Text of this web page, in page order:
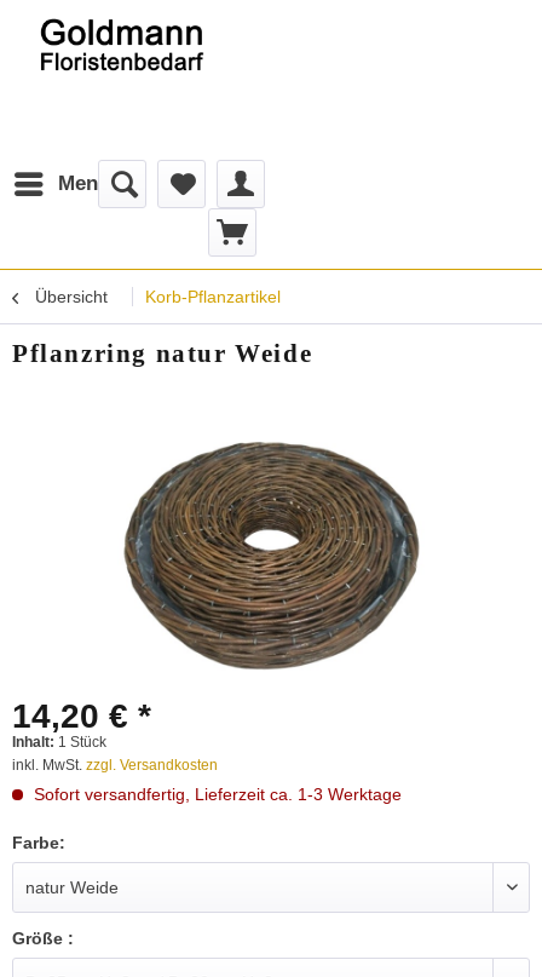
Menü
Übersicht Korb-Pflanzartikel
Pflanzring natur Weide
14,20 € *
Inhalt: 1 Stück
inkl. MwSt. zzgl. Versandkosten
Sofort versandfertig, Lieferzeit ca. 1-3 Werktage
Farbe:
Größe :